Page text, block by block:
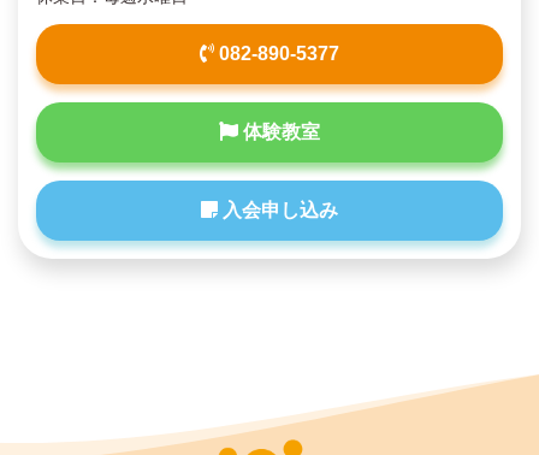
082-890-5377
体験教室
入会申し込み